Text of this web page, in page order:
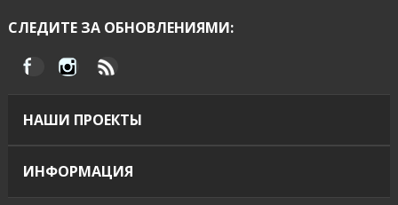
СЛЕДИТЕ ЗА ОБНОВЛЕНИЯМИ:
НАШИ ПРОЕКТЫ
ИНФОРМАЦИЯ